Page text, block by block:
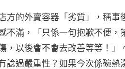
方的外賣容器「劣質」，稱
不滿，「只係一句抱歉不便，
，以後會不會去改善等等！」
諗過嚴重性？如果今次係碗熱